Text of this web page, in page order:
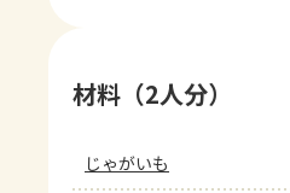
材料（2人分）
じゃがいも